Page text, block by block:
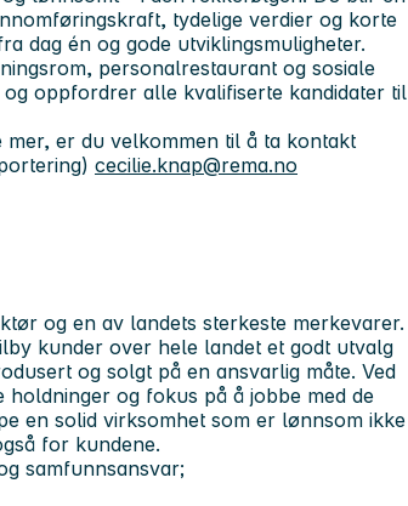
tydelige verdier og korte
dag én og gode utviklingsmuligheter.
personalrestaurant og sosiale
oppfordrer alle kvalifiserte kandidater til
er du velkommen til å ta kontakt
cecilie.knap@rema.no
og en av landets sterkeste merkevarer.
kunder over hele landet et godt utvalg
og solgt på en ansvarlig måte. Ved
holdninger og fokus på å jobbe med de
en solid virksomhet som er lønnsom ikke
for kundene.
samfunnsansvar;